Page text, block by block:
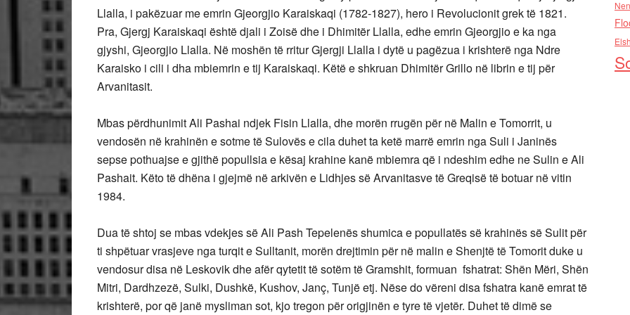
Llalla, i pakëzuar me emrin Gjeorgjio Karaiskaqi (1782-1827), hero i Revolucionit grek të 1821.
Pra, Gjergj Karaiskaqi është djali i Zoisë dhe i Dhimitër Llalla, edhe emrin Gjeorgjio e ka nga
gjyshi, Gjeorgjio Llalla. Në moshën të rritur Gjergji Llalla i dytë u pagëzua i krishterë nga Ndre
Karaisko i cili i dha mbiemrin e tij Karaiskaqi. Këtë e shkruan Dhimitër Grillo në librin e tij për
Arvanitasit.
Mbas përdhunimit Ali Pashai ndjek Fisin Llalla, dhe morën rrugën për në Malin e Tomorrit, u
vendosën në krahinën e sotme të Sulovës e cila duhet ta ketë marrë emrin nga Suli i Janinës
sepse pothuajse e gjithë popullsia e kësaj krahine kanë mbiemra që i ndeshim edhe ne Sulin e Ali
Pashait. Këto të dhëna i gjejmë në arkivën e Lidhjes së Arvanitasve të Greqisë të botuar në vitin
1984.
Dua të shtoj se mbas vdekjes së Ali Pash Tepelenës shumica e popullatës së krahinës së Sulit për
ti shpëtuar vrasjeve nga turqit e Sulltanit, morën drejtimin për në malin e Shenjtë të Tomorit duke u
vendosur disa në Leskovik dhe afër qytetit të sotëm të Gramshit, formuan fshatrat: Shën Mëri, Shën
Mitri, Dardhzezë, Sulki, Dushkë, Kushov, Janç, Tunjë etj. Nëse do vëreni disa fshatra kanë emrat të
krishterë, por që janë mysliman sot, kjo tregon për origjinën e tyre të vjetër. Duhet të dimë se